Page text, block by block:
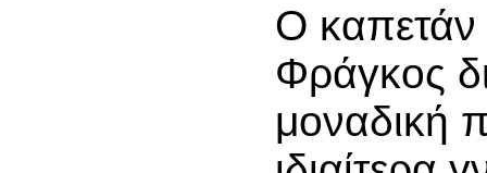
Ο καπετάν
Φράγκος
μοναδική